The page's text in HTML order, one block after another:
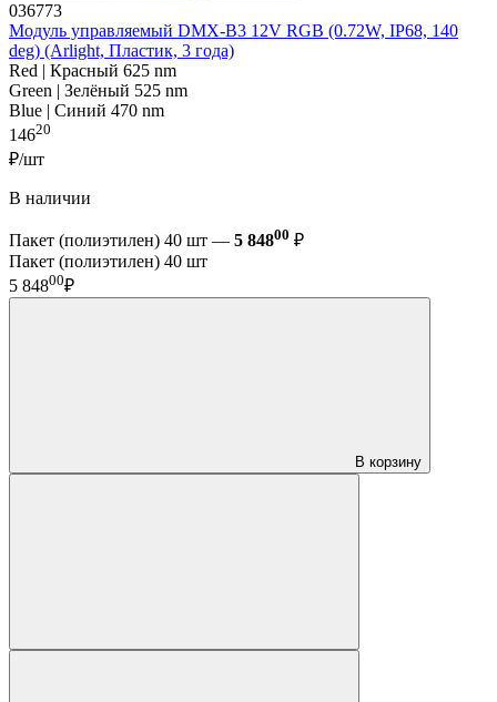
036773
Модуль управляемый DMX-B3 12V RGB (0.72W, IP68, 140
deg) (Arlight, Пластик, 3 года)
Red | Красный 625 nm
Green | Зелёный 525 nm
Blue | Синий 470 nm
14620
₽/шт
В наличии
Пакет (полиэтилен) 40 шт — 5 84800 ₽
Пакет (полиэтилен) 40 шт
5 84800₽
В корзину